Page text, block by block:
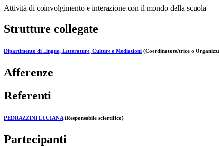
Attività di coinvolgimento e interazione con il mondo della scuola
Strutture collegate
Dipartimento di Lingue, Letterature, Culture e Mediazioni (Coordinatore/trice o
Afferenze
Referenti
PEDRAZZINI LUCIANA (Responsabile scientifico)
Partecipanti